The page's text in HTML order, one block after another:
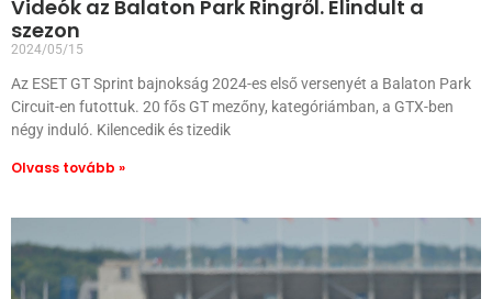
Videók az Balaton Park Ringről. Elindult a
szezon
2024/05/15
Az ESET GT Sprint bajnokság 2024-es első versenyét a Balaton Park
Circuit-en futottuk. 20 fős GT mezőny, kategóriámban, a GTX-ben
négy induló. Kilencedik és tizedik
Olvass tovább »